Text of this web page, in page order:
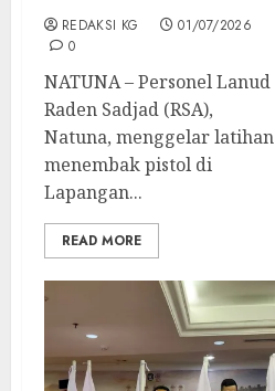
REDAKSI KG
01/07/2026
0
NATUNA – Personel Lanud
Raden Sadjad (RSA),
Natuna, menggelar latihan
menembak pistol di
Lapangan...
READ MORE